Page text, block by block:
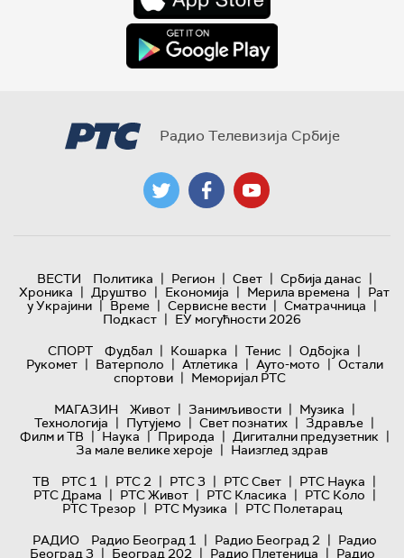
Радио Телевизија Србије
ВЕСТИ Политика | Регион | Свет | Србија данас |
Хроника | Друштво | Економија | Мерила времена | Рат
у Украјини | Време | Сервисне вести | Сматрачница |
Подкаст | ЕУ могућности 2026
СПОРТ
Фудбал | Кошарка | Тенис | Одбојка |
Рукомет | Ватерполо | Атлетика | Ауто-мото | Остали
спортови | Меморијал РТС
МАГАЗИН
Живот | Занимљивости | Музика |
Технологијa | Путујемо | Свет познатих | Здравље |
Филм и ТВ | Наука | Природа | Дигитални предузетник |
За мале велике хероје | Наизглед здрав
ТВ
РТС 1 | РТС 2 | РТС 3 | РТС Свет | РТС Наука |
РТС Драма | РТС Живот | РТС Класика | РТС Коло |
РТС Трезор | РТС Музика | РТС Полетарац
РАДИО
Радио Београд 1 | Радио Београд 2 | Радио
Београд 3 | Београд 202 | Радио Плетеница | Радио